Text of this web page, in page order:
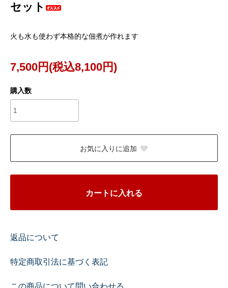
セット
火も水も使わず本格的な佃煮が作れます
7,500円(税込8,100円)
購入数
お気に入りに追加
カートに入れる
返品について
特定商取引法に基づく表記